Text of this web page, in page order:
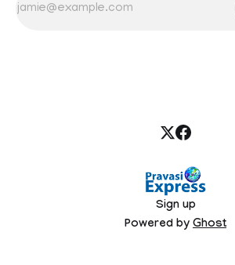
Sign up
Powered by Ghost